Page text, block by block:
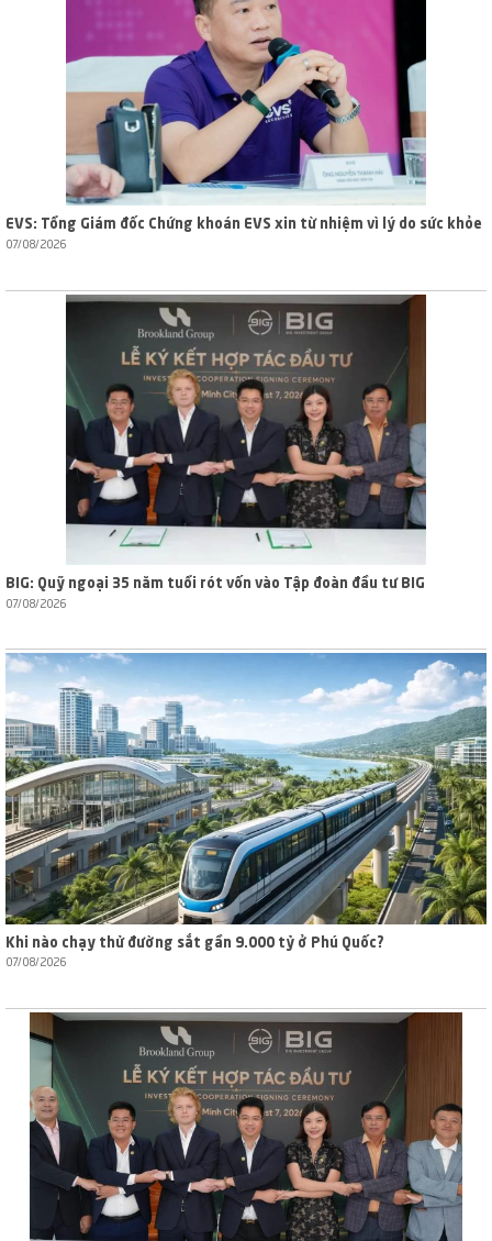
EVS: Tổng Giám đốc Chứng khoán EVS xin từ nhiệm vì lý do sức khỏe
07/08/2026
BIG: Quỹ ngoại 35 năm tuổi rót vốn vào Tập đoàn đầu tư BIG
07/08/2026
Khi nào chạy thử đường sắt gần 9.000 tỷ ở Phú Quốc?
07/08/2026